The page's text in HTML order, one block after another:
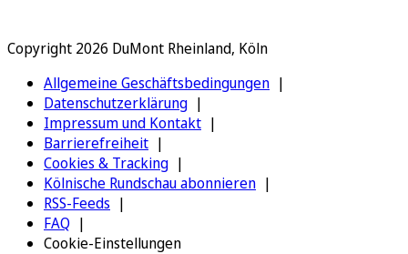
Copyright 2026 DuMont Rheinland, Köln
Allgemeine Geschäftsbedingungen
Datenschutzerklärung
Impressum und Kontakt
Barrierefreiheit
Cookies & Tracking
Kölnische Rundschau abonnieren
RSS-Feeds
FAQ
Cookie-Einstellungen